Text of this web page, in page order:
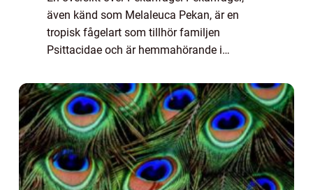
även känd som Melaleuca Pekan, är en
tropisk fågelart som tillhör familjen
Psittacidae och är hemmahörande i
fågel är känd för sin färggranna fjäderdräkt,
intelligent...